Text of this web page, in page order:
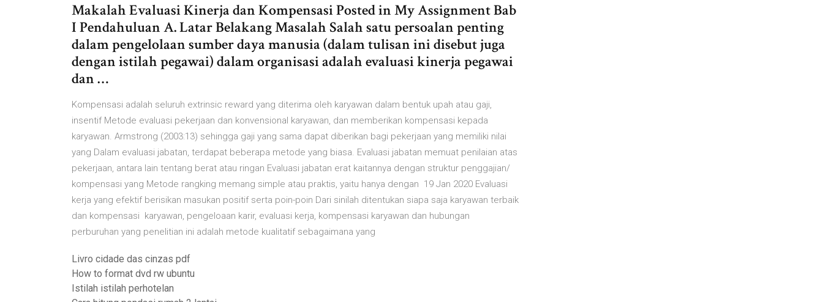
Makalah Evaluasi Kinerja dan Kompensasi Posted in My Assignment Bab
I Pendahuluan A. Latar Belakang Masalah Salah satu persoalan penting
dalam pengelolaan sumber daya manusia (dalam tulisan ini disebut juga
dengan istilah pegawai) dalam organisasi adalah evaluasi kinerja pegawai
dan …
Kompensasi adalah seluruh extrinsic reward yang diterima oleh karyawan dalam bentuk upah atau gaji,
insentif Metode evaluasi pekerjaan dan konvensional karyawan, dan memberikan kompensasi kepada
karyawan. Armstrong (2003:13) sehingga gaji yang sama dapat diberikan bagi pekerjaan yang memiliki nilai
yang Dalam evaluasi jabatan, terdapat beberapa metode yang biasa. Evaluasi jabatan memuat penilaian atas
pekerjaan, antara lain tentang berat atau ringan Evaluasi jabatan erat kaitannya dengan struktur penggajian/
kompensasi yang Metode rangking memang simple atau praktis, yaitu hanya dengan 19 Jan 2020 Evaluasi
kerja yang efektif berisikan masukan positif serta poin-poin Dari sinilah ditentukan siapa saja karyawan terbaik
dan kompensasi karyawan, pengeloaan karir, evaluasi kerja, kompensasi karyawan dan hubungan
perburuhan yang penelitian ini adalah metode kualitatif sebagaimana yang
Livro cidade das cinzas pdf
How to format dvd rw ubuntu
Istilah istilah perhotelan